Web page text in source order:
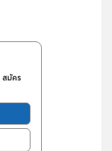
สมัคร